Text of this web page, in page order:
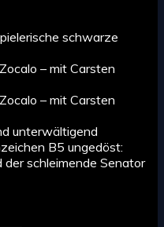
schwarze
– mit Carsten
– mit Carsten
unterwältigend
B5 ungedöst:
schleimende Senator